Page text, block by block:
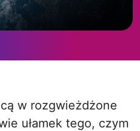
ułamek tego, czym